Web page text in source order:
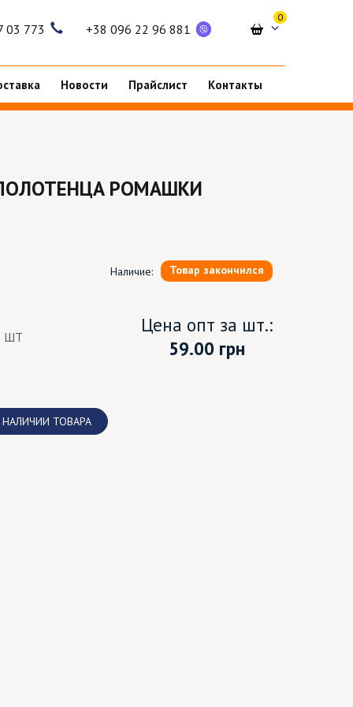
03 773 +38 096 22 96 881
0
Новости Прайслист Контакты
РОМАШКИ
Наличие: Товар закончился
ШТ
Цена опт за шт.:
59.00 грн
ТОВАРА